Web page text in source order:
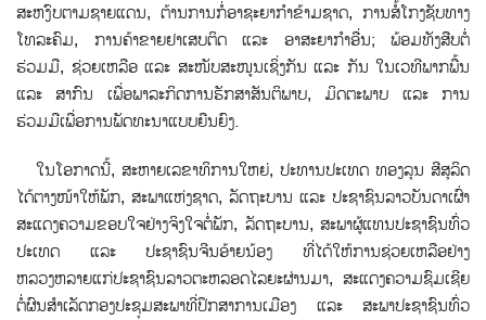
ສະຫງົບຕາມຊາຍແດນ, ຕ້ານການກໍ່ອາຊະຍາກໍາຂ້າມຊາດ, ການສ້ໍໂກງຊັບທາງ
ໂທລະຄົມ, ການຄ້າຂາຍຢາເສບຕິດ ແລະ ອາສະຍາກໍາອື່ນ; ພ້ອມທັງສືບຕໍ່
ຮ່ວມມື, ຊ່ວຍເຫລືອ ແລະ ສະໜັບສະໜູນເຊິ່ງກັນ ແລະ ກັນ ໃນເວທີພາກພື້ນ
ແລະ ສາກົນ ເພື່ອພາລະກິດການຮັກສາສັນຕິພາບ, ມິດຕະພາບ ແລະ ການ
ຮ່ວມມືເພື່ອການພັດທະນາແບບຍືນຍົງ.
ໃນໂອກາດນີ້, ສະຫາຍເລຂາທິການໃຫຍ່, ປະທານປະເທດ ທອງລຸນ ສີສຸລິດ
ໄດ້ຕາງໜ້າໃຫ້ພັກ, ສະພາແຫ່ງຊາດ, ລັດຖະບານ ແລະ ປະຊາຊົນລາວບັນດາເຜົ່າ
ສະແດງຄວາມຂອບໃຈຢ່າງຈິງໃຈຕໍ່ພັກ, ລັດຖະບານ, ສະພາຜູ້ແທນປະຊາຊົນທົ່ວ
ປະເທດ ແລະ ປະຊາຊົນຈີນອ້າຍນ້ອງ ທີ່ໄດ້ໃຫ້ການຊ່ວຍເຫລືອຢ່າງ
ຫລວງຫລາຍແກ່ປະຊາຊົນລາວຕະຫລອດໄລຍະຜ່ານມາ, ສະແດງຄວາມຊົມເຊີຍ
ຕໍ່ຜົນສໍາເລັດກອງປະຊຸມສະພາທີ່ປຶກສາການເມືອງ ແລະ ສະພາປະຊາຊົນທ່ົວ